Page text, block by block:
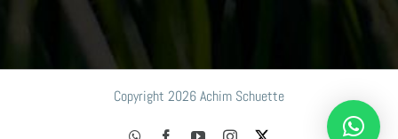
Copyright 2026 Achim Schuette
WhatsAppFacebookYouTubeInstagram
X